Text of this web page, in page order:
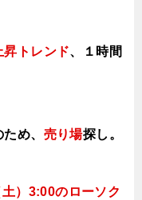
昇トレンド、１時間
め、 売り場探し。
）3:00のローソク